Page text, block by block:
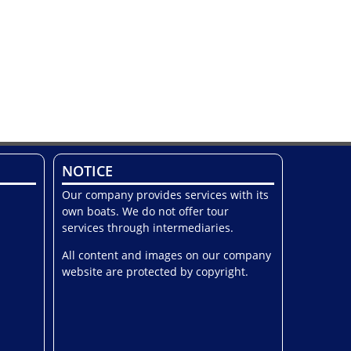
NOTICE
Our company provides services with its
own boats. We do not offer tour
services through intermediaries.
All content and images on our company
website are protected by copyright.